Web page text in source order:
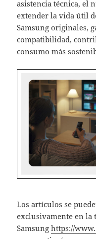
asistencia técnica, el
extender la vida útil
Samsung originales,
compatibilidad,
consumo más
Los artículos se
exclusivamente en la
Samsunghttps://